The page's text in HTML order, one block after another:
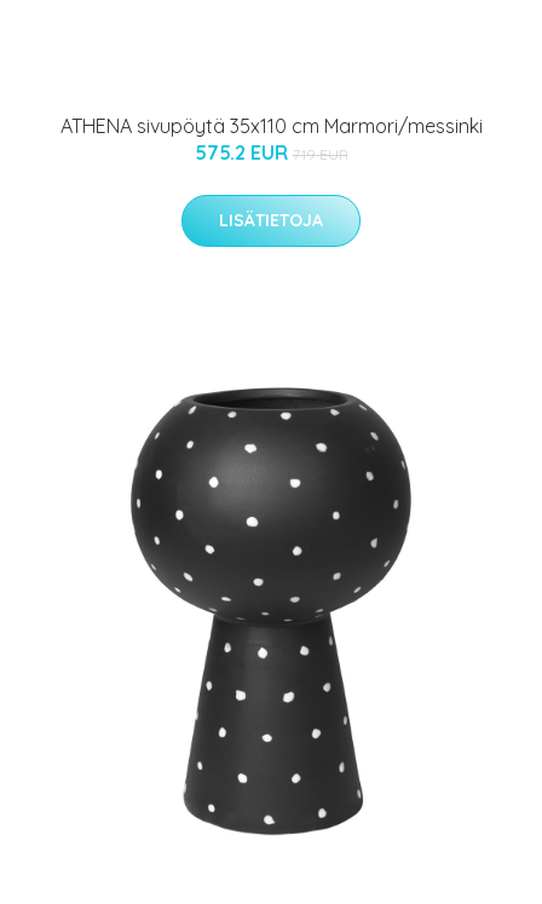
ATHENA sivupöytä 35x110 cm Marmori/messinki
575.2 EUR 719 EUR
LISÄTIETOJA